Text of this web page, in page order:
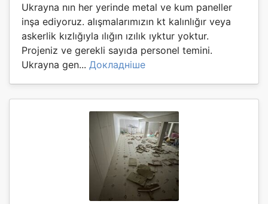
Ukrayna nın her yerinde metal ve kum paneller
inşa ediyoruz. alışmalarımızın kt kalınlığır veya
askerlik kızlığıyla ılığın ızılık ıyktur yoktur.
Projeniz ve gerekli sayıda personel temini.
Ukrayna gen... Докладніше